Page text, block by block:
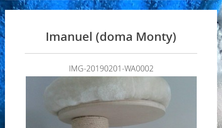
Imanuel (doma Monty)
IMG-20190201-WA0002